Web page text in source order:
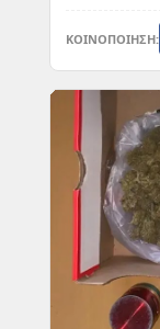
ΚΟΙΝΟΠΟΙΗΣΗ: